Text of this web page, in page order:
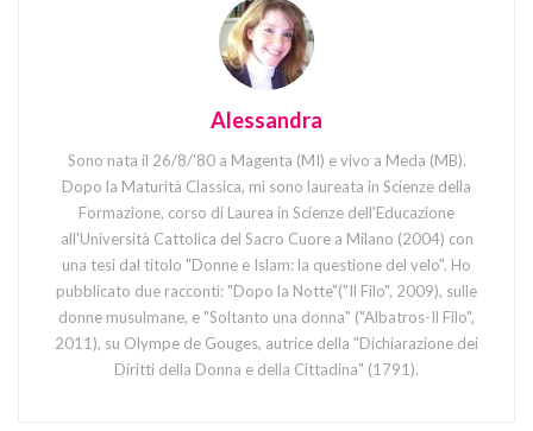
Alessandra
Sono nata il 26/8/'80 a Magenta (MI) e vivo a Meda (MB).
Dopo la Maturità Classica, mi sono laureata in Scienze della
Formazione, corso di Laurea in Scienze dell'Educazione
all'Università Cattolica del Sacro Cuore a Milano (2004) con
una tesi dal titolo "Donne e Islam: la questione del velo". Ho
pubblicato due racconti: "Dopo la Notte"("Il Filo", 2009), sulle
donne musulmane, e "Soltanto una donna" ("Albatros-Il Filo",
2011), su Olympe de Gouges, autrice della "Dichiarazione dei
Diritti della Donna e della Cittadina" (1791).